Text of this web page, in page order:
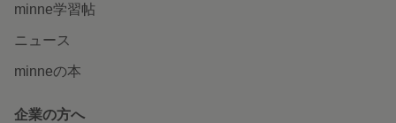
minne学習帖
ニュース
minneの本
企業の方へ